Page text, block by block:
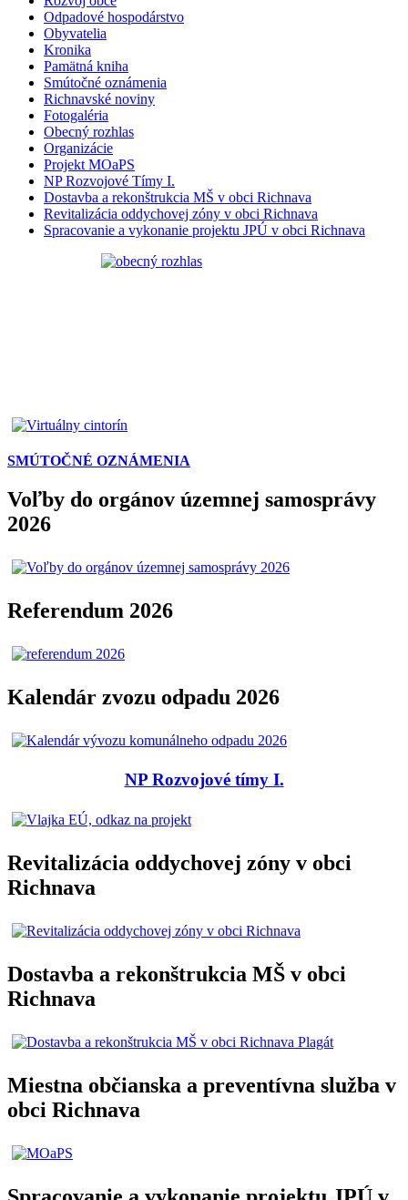
Odpadové hospodárstvo
Obyvatelia
Kronika
Pamätná kniha
Smútočné oznámenia
Richnavské noviny
Fotogaléria
Obecný rozhlas
Organizácie
Projekt MOaPS
NP Rozvojové Tímy I.
Dostavba a rekonštrukcia MŠ v obci Richnava
Revitalizácia oddychovej zóny v obci Richnava
Spracovanie a vykonanie projektu JPÚ v obci Richnava
SMÚTOČNÉ OZNÁMENIA
Voľby do orgánov územnej samosprávy
2026
Referendum 2026
Kalendár zvozu odpadu 2026
NP Rozvojové tímy I.
Revitalizácia oddychovej zóny v obci
Richnava
Dostavba a rekonštrukcia MŠ v obci
Richnava
Miestna občianska a preventívna služba v
obci Richnava